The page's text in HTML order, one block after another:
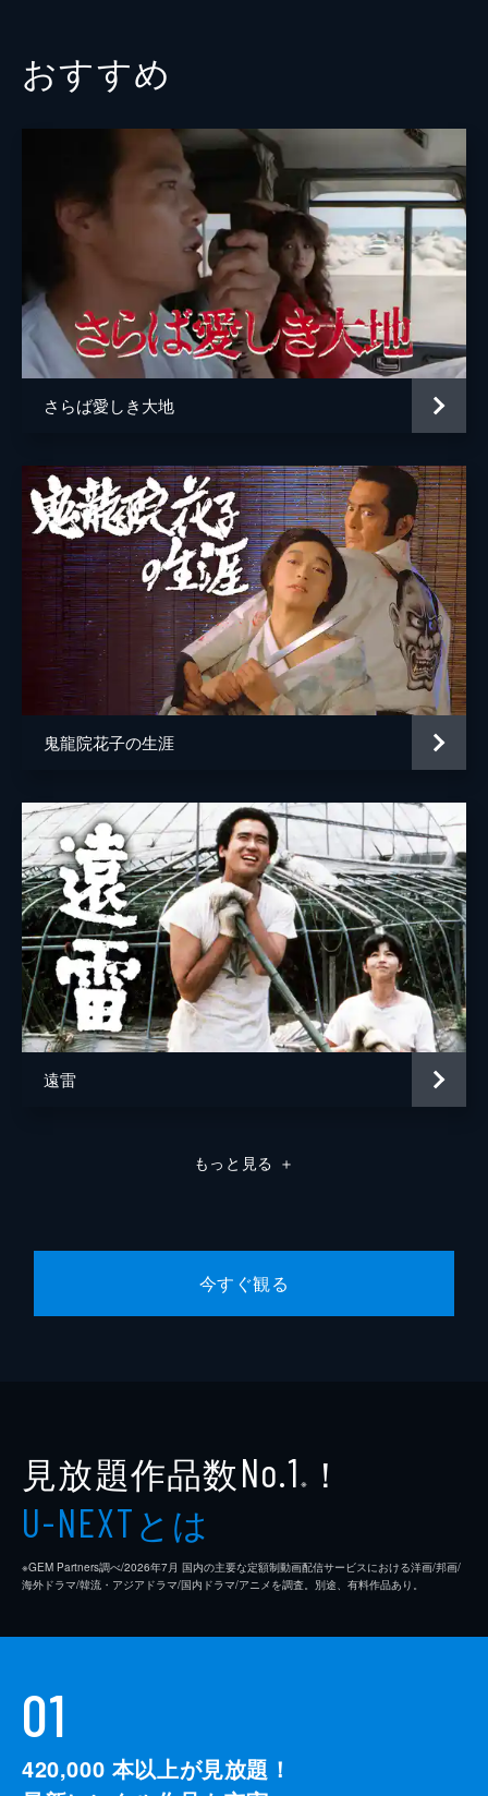
欣やん 江藤漢
仁作 常田富士男
常 小林稔侍
塩屋 三木のり平
新屋敷の父爺 ケーシー高峰
おえい 倍賞美津子
照やん 殿山泰司
勝造 小沢昭一
監督 今村昌平
脚本 今村昌平
原作 深沢七郎
音楽 池辺晋一郎
製作 友田二郎
おすすめ
さらば愛しき大地
鬼龍院花子の生涯
遠雷
もっと見る ＋
今すぐ観る
見放題作品数No.1 ※ ！
U-NEXTとは
※GEM Partners調べ/2026年7⽉ 国内の主要な定額制動画配信サービスにおける洋画/邦画/
海外ドラマ/韓流・アジアドラマ/国内ドラマ/アニメを調査。別途、有料作品あり。
01
420,000 本以上が見放題！